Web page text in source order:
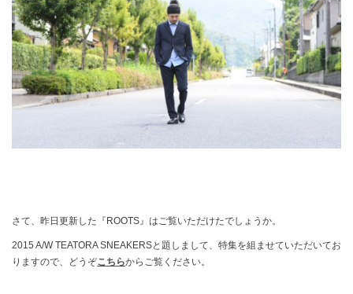
さて、昨日更新した『ROOTS』はご覧いただけたでしょうか。
2015 A/W TEATORA SNEAKERSと題しまして、特集を組ませていただいてお
りますので、どうぞこちらからご覧ください。